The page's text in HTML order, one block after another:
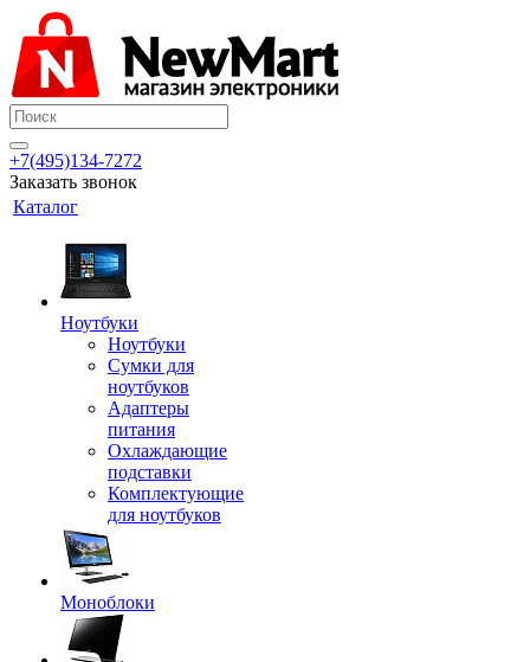
+7(495)134-7272
Заказать звонок
Каталог
Ноутбуки
Ноутбуки
Сумки для
ноутбуков
Адаптеры
питания
Охлаждающие
подставки
Комплектующие
для ноутбуков
Моноблоки